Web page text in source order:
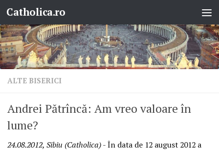
Skip to content
Catholica.ro
ALTE BISERICI
Andrei Pătrîncă: Am vreo valoare în
lume?
24.08.2012, Sibiu (Catholica)- În data de 12 august 2012 a